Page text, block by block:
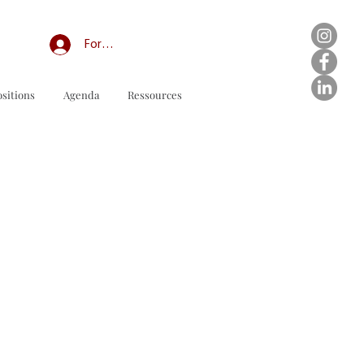
Forum professionnel/My Groups
Agenda Ressources